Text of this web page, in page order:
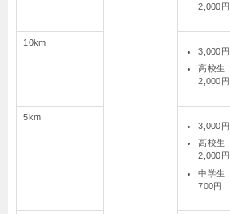
2,000円
10km
3,000円
高校生
2,000円
5km
3,000円
高校生
2,000円
中学生
700円